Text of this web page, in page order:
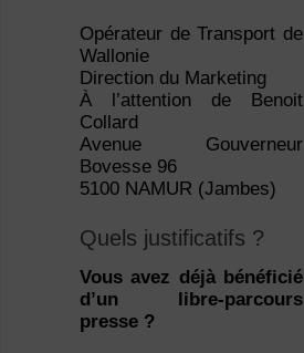
Opérateur de Transport de
Wallonie
Direction du Marketing
À l’attention de Benoit
Collard
Avenue Gouverneur
Bovesse 96
5100 NAMUR (Jambes)
Quels justificatifs ?
Vous avez déjà bénéficié
d’un libre-parcours
presse ?